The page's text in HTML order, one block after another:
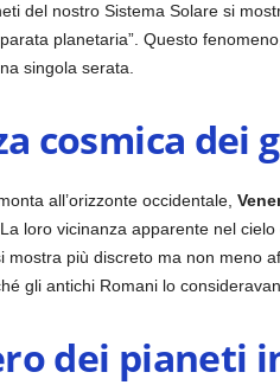
del nostro Sistema Solare si
planetaria”. Questo
singola serata.
cosmica dei
all’orizzonte occidentale,
loro vicinanza apparente nel
mostra più discreto ma non meno
gli antichi Romani lo
dei pianeti